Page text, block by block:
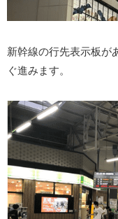
新幹線の行先表示板が
ぐ進みます。